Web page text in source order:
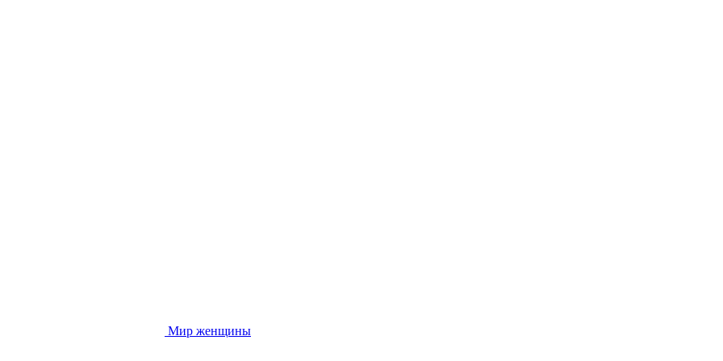
Мир женщины